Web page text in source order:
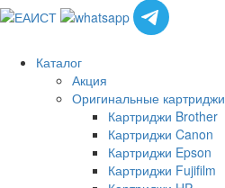
Каталог
Акция
Оригинальные картриджи
Картриджи Brother
Картриджи Canon
Картриджи Epson
Картриджи Fujifilm